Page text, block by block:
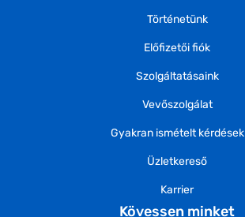
Történetünk
Előfizetői fiók
Szolgáltatásaink
Vevőszolgálat
Gyakran ismételt kérdések
Üzletkereső
Karrier
Kövessen minket